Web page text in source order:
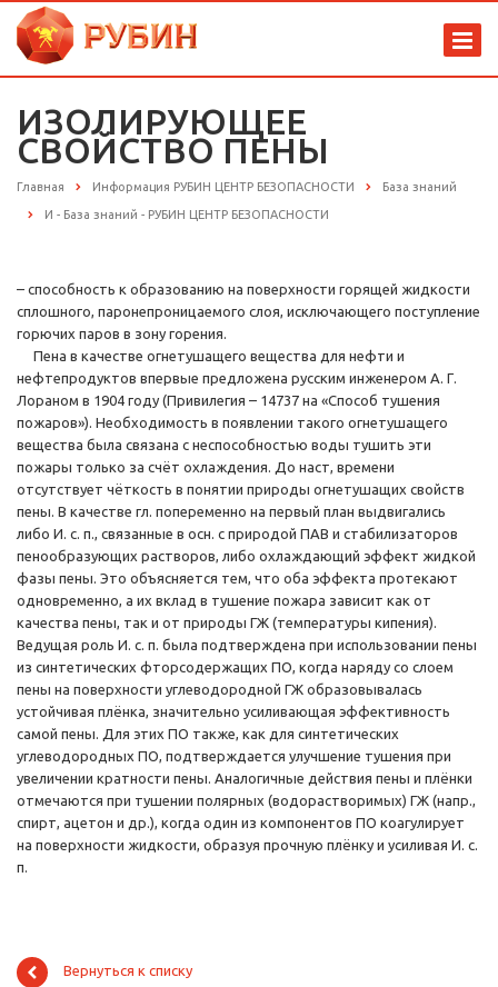
ИЗОЛИРУЮЩЕЕ
СВОЙСТВО ПЕНЫ
Главная Информация РУБИН ЦЕНТР БЕЗОПАСНОСТИ База знаний
И - База знаний - РУБИН ЦЕНТР БЕЗОПАСНОСТИ
– способность к образованию на поверхности горящей жидкости
сплошного, паронепроницаемого слоя, исключающего поступление
горючих паров в зону горения.
Пена в качестве огнетушащего вещества для нефти и
нефтепродуктов впервые предложена русским инженером А. Г.
Лораном в 1904 году (Привилегия – 14737 на «Способ тушения
пожаров»). Необходимость в появлении такого огнетушащего
вещества была связана с неспособностью воды тушить эти
пожары только за счёт охлаждения. До наст, времени
отсутствует чёткость в понятии природы огнетушащих свойств
пены. В качестве гл. попеременно на первый план выдвигались
либо И. с. п., связанные в осн. с природой ПАВ и стабилизаторов
пенообразующих растворов, либо охлаждающий эффект жидкой
фазы пены. Это объясняется тем, что оба эффекта протекают
одновременно, а их вклад в тушение пожара зависит как от
качества пены, так и от природы ГЖ (температуры кипения).
Ведущая роль И. с. п. была подтверждена при использовании пены
из синтетических фторсодержащих ПО, когда наряду со слоем
пены на поверхности углеводородной ГЖ образовывалась
устойчивая плёнка, значительно усиливающая эффективность
самой пены. Для этих ПО также, как для синтетических
углеводородных ПО, подтверждается улучшение тушения при
увеличении кратности пены. Аналогичные действия пены и плёнки
отмечаются при тушении полярных (водорастворимых) ГЖ (напр.,
спирт, ацетон и др.), когда один из компонентов ПО коагулирует
на поверхности жидкости, образуя прочную плёнку и усиливая И. с.
п.
Вернуться к списку